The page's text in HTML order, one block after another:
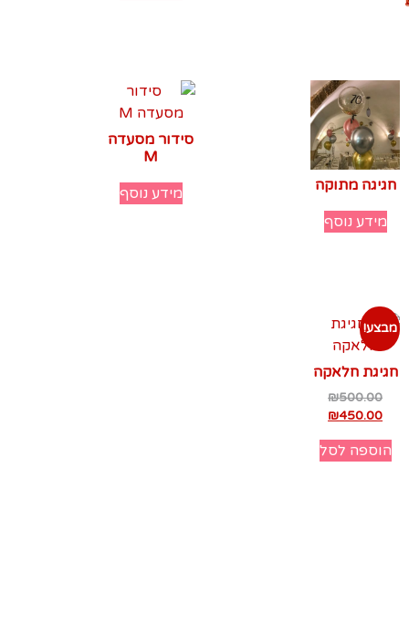
חגיגה מתוקה
מידע נוסף
סידור מסעדה
M
מידע נוסף
מבצע!
חגיגת חלאקה
₪500.00
₪450.00
הוספה לסל